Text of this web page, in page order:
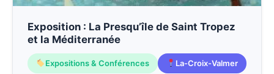
Exposition : La Presqu’île de Saint Tropez
et la Méditerranée
Expositions & Conférences La-Croix-Valmer